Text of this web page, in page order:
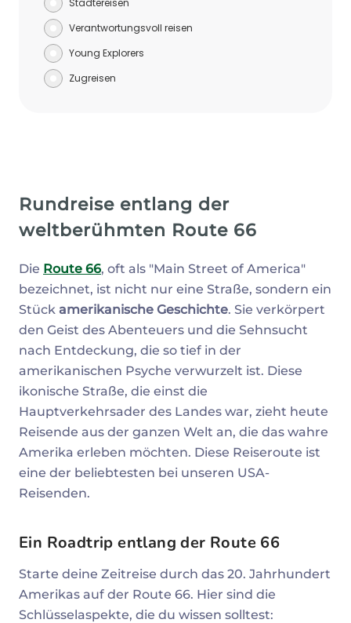
Verantwortungsvoll reisen
Young Explorers
Zugreisen
Rundreise entlang der
weltberühmten Route 66
Die Route 66, oft als "Main Street of America"
bezeichnet, ist nicht nur eine Straße, sondern ein
Stück amerikanische Geschichte. Sie verkörpert
den Geist des Abenteuers und die Sehnsucht
nach Entdeckung, die so tief in der
amerikanischen Psyche verwurzelt ist. Diese
ikonische Straße, die einst die
Hauptverkehrsader des Landes war, zieht heute
Reisende aus der ganzen Welt an, die das wahre
Amerika erleben möchten. Diese Reiseroute ist
eine der beliebtesten bei unseren USA-
Reisenden.
Ein Roadtrip entlang der Route 66
Starte deine Zeitreise durch das 20. Jahrhundert
Amerikas auf der Route 66. Hier sind die
Schlüsselaspekte, die du wissen solltest: